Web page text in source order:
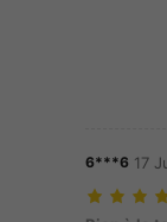
6***6 17